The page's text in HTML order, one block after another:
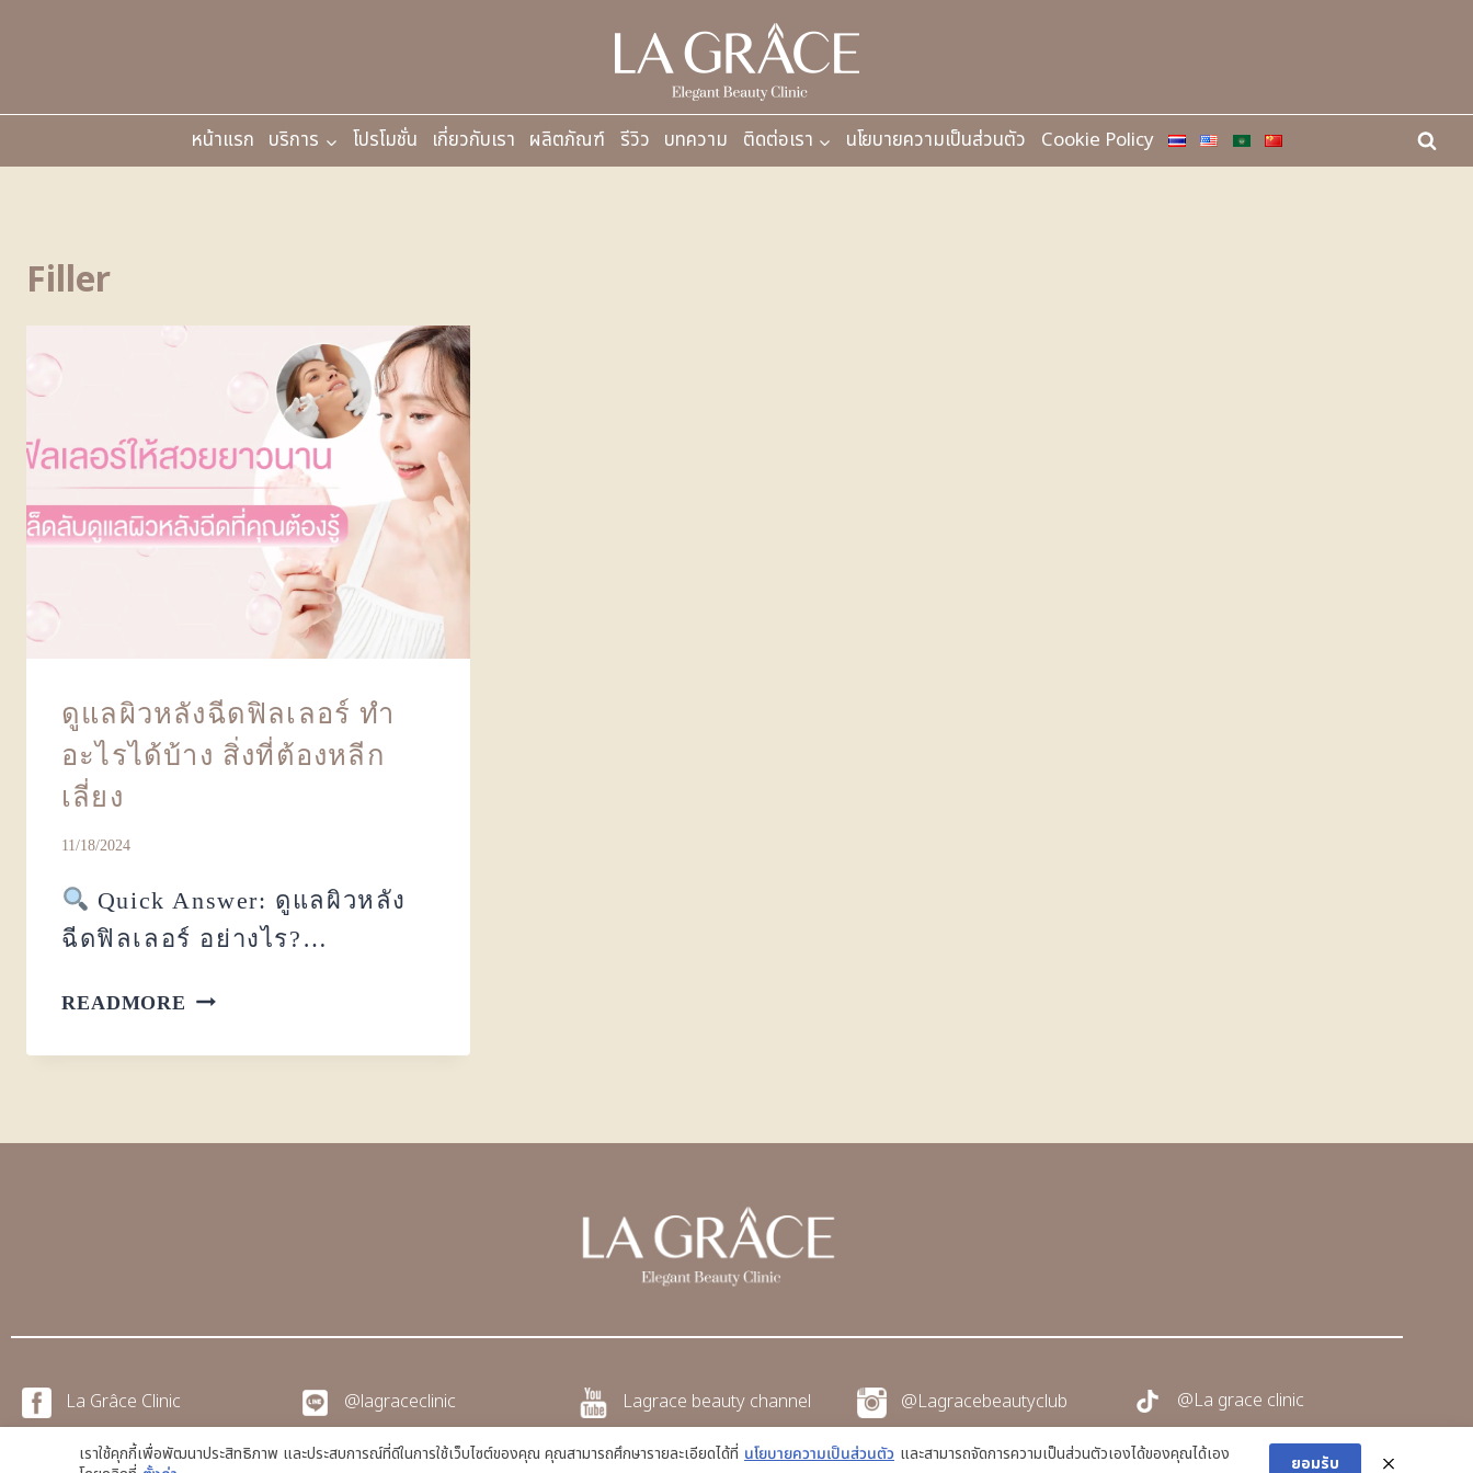
หน้าแรก บริการ โปรโมชั่น เกี่ยวกับเรา ผลิตภัณฑ์ รีวิว บทความ ติดต่อเรา นโยบายความเป็นส่วนตัว Cookie Policy
Filler
ดูแลผิวหลังฉีดฟิลเลอร์ ทำ
อะไรได้บ้าง สิ่งที่ต้องหลีก
เลี่ยง
11/18/2024
Quick Answer: ดูแลผิวหลัง
ฉีดฟิลเลอร์ อย่างไร?…
READMORE
La Grâce Clinic @lagraceclinic Lagrace beauty channel @Lagracebeautyclub @La grace clinic
เราใช้คุกกี้เพื่อพัฒนาประสิทธิภาพ และประสบการณ์ที่ดีในการใช้เว็บไซต์ของคุณ คุณสามารถศึกษารายละเอียดได้ที่ นโยบายความเป็นส่วนตัว และสามารถจัดการความเป็นส่วนตัวเองได้ของคุณได้เอง
ยอมรับ